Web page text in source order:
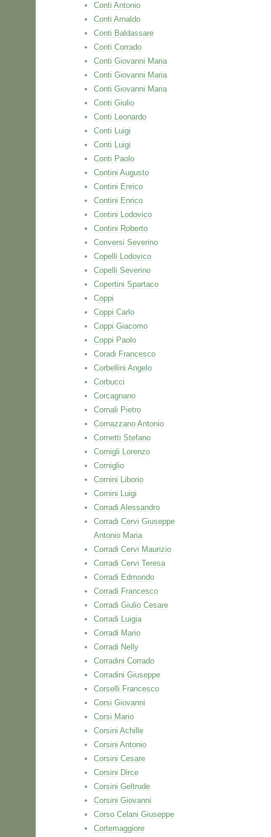
Conti Antonio
Conti Arnaldo
Conti Baldassare
Conti Corrado
Conti Giovanni Maria
Conti Giovanni Maria
Conti Giovanni Maria
Conti Giulio
Conti Leonardo
Conti Luigi
Conti Luigi
Conti Paolo
Contini Augusto
Contini Enrico
Contini Enrico
Contini Lodovico
Contini Roberto
Conversi Severino
Copelli Lodovico
Copelli Severino
Copertini Spartaco
Coppi
Coppi Carlo
Coppi Giacomo
Coppi Paolo
Coradi Francesco
Corbellini Angelo
Corbucci
Corcagnano
Cornali Pietro
Cornazzano Antonio
Cornetti Stefano
Cornigli Lorenzo
Corniglio
Cornini Liborio
Cornini Luigi
Corradi Alessandro
Corradi Cervi Giuseppe
Antonio Maria
Corradi Cervi Maurizio
Corradi Cervi Teresa
Corradi Edmondo
Corradi Francesco
Corradi Giulio Cesare
Corradi Luigia
Corradi Mario
Corradi Nelly
Corradini Corrado
Corradini Giuseppe
Corselli Francesco
Corsi Giovanni
Corsi Mario
Corsini Achille
Corsini Antonio
Corsini Cesare
Corsini Dirce
Corsini Geltrude
Corsini Giovanni
Corso Celani Giuseppe
Cortemaggiore